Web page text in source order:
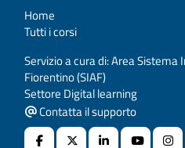
Home
Tutti i corsi
Servizio a cura di: Area Sistema
Fiorentino (SIAF)
Settore Digital learning
Contatta il supporto